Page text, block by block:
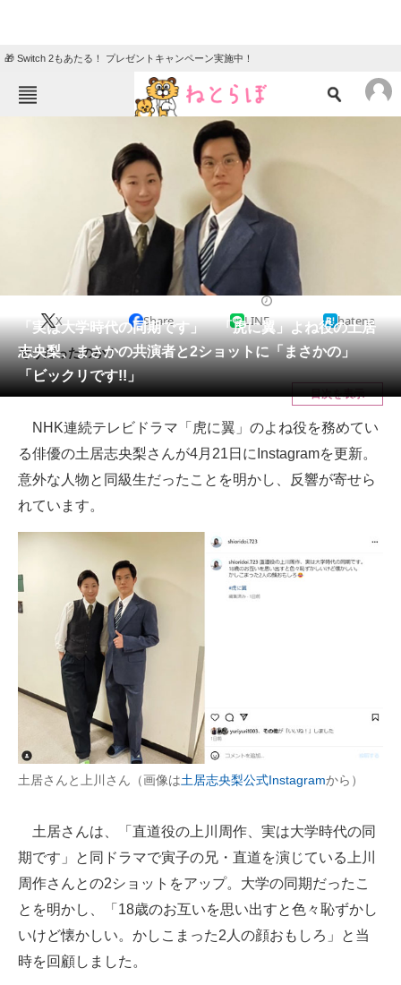
🎁 Switch 2もあたる！ プレゼントキャンペーン実施中！
ニュース
クイズ
地域
教育・育児
リサーチ
会員記事
メディア
注目記事を集めた総合ページ
スマホと通信の最新トレンド
進化するPCとデバイスの未来
ビジネスと働き方のヒント
AI活用のいまが分かる
企業ITのトレンドを詳説
経営リーダーのコミュニティ
マーケ×ITの今がよく分かる
ITエンジニア向け専門サイト
企業向けIT製品の総合サイト
IT製品の技術・比較・事例
製造業のIT導入・活用を支援
モノづくり技術者専門サイト
「実は大学時代の同期です」 「虎に翼」よね役の土居
志央梨、まさかの共演者と2ショットに「まさかの」
「ビックリです!!」
X Share LINE hatena
そうだったのか！
目次を表示
NHK連続テレビドラマ「虎に翼」のよね役を務めてい
る俳優の土居志央梨さんが4月21日にInstagramを更新。
意外な人物と同級生だったことを明かし、反響が寄せら
れています。
土居さんと上川さん（画像は土居志央梨公式Instagramから）
土居さんは、「直道役の上川周作、実は大学時代の同
期です」と同ドラマで寅子の兄・直道を演じている上川
周作さんとの2ショットをアップ。大学の同期だったこ
とを明かし、「18歳のお互いを思い出すと色々恥ずかし
いけど懐かしい。かしこまった2人の顔おもしろ」と当
時を回顧しました。